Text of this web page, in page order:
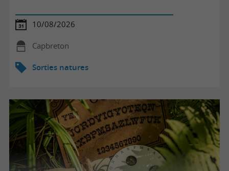
10/08/2026
Capbreton
Sorties natures